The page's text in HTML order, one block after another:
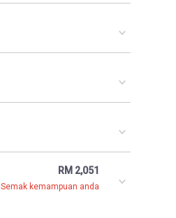
RM 2,051
Semak kemampuan anda